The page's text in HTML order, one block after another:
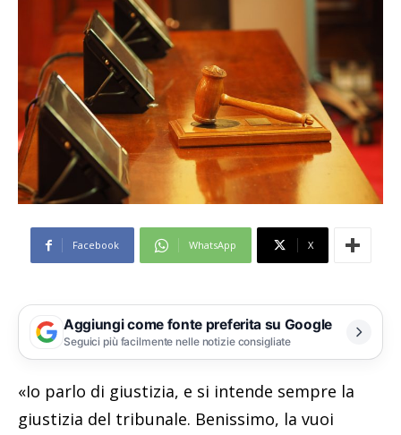
Facebook WhatsApp X
Aggiungi come fonte preferita su Google
Seguici più facilmente nelle notizie consigliate
«Io parlo di giustizia, e si intende sempre la
giustizia del tribunale. Benissimo, la vuoi